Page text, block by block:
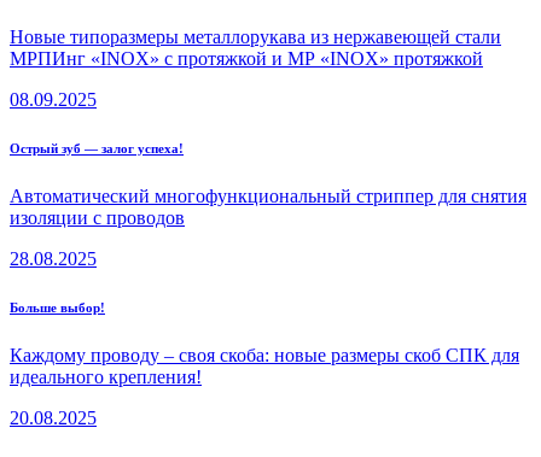
Новые типоразмеры металлорукава из нержавеющей стали
МРПИнг «INOX» с протяжкой и МР «INOX» протяжкой
08.09.2025
Острый зуб — залог успеха!
Автоматический многофункциональный стриппер для снятия
изоляции с проводов
28.08.2025
Больше выбор!
Каждому проводу – своя скоба: новые размеры скоб СПК для
идеального крепления!
20.08.2025